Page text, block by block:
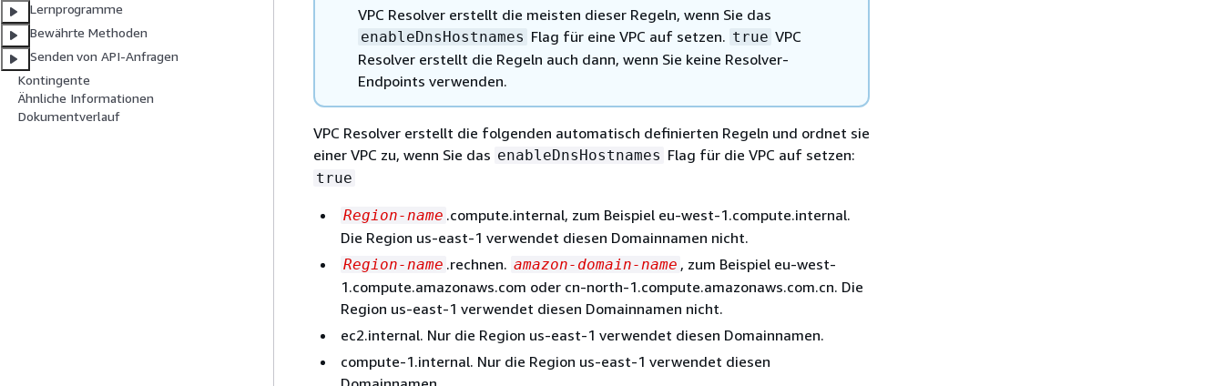
Lernprogramme
Bewährte Methoden
Senden von API-Anfragen
Kontingente
Ähnliche Informationen
Dokumentverlauf
VPC Resolver erstellt die meisten dieser Regeln, wenn Sie das
enableDnsHostnames Flag für eine VPC auf setzen. true VPC
Resolver erstellt die Regeln auch dann, wenn Sie keine Resolver-
Endpoints verwenden.
VPC Resolver erstellt die folgenden automatisch definierten Regeln und ordnet sie
einer VPC zu, wenn Sie das enableDnsHostnames Flag für die VPC auf setzen:
true
Region-name .compute.internal, zum Beispiel eu-west-1.compute.internal.
Die Region us-east-1 verwendet diesen Domainnamen nicht.
Region-name .rechnen. amazon-domain-name , zum Beispiel eu-west-
1.compute.amazonaws.com oder cn-north-1.compute.amazonaws.com.cn. Die
Region us-east-1 verwendet diesen Domainnamen nicht.
ec2.internal. Nur die Region us-east-1 verwendet diesen Domainnamen.
compute-1.internal. Nur die Region us-east-1 verwendet diesen